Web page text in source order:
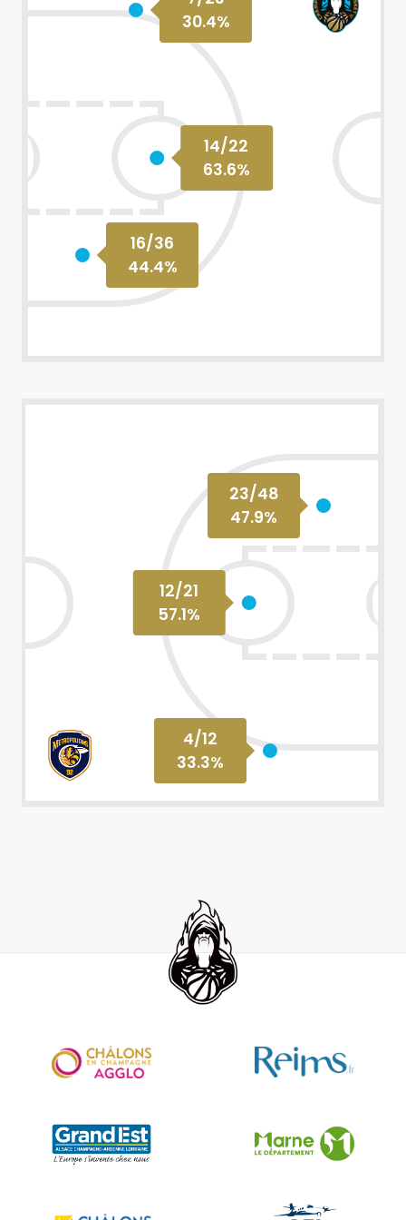
30.4%
16/36
44.4%
14/22
63.6%
4/12
33.3%
23/48
47.9%
12/21
57.1%